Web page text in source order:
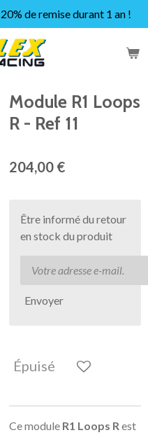
de remise durant 1 an !
Module R1 Loops
R - Ref 11
204,00 €
Être informé du retour
en stock du produit
Envoyer
Épuisé
Ce module R1 Loops R est